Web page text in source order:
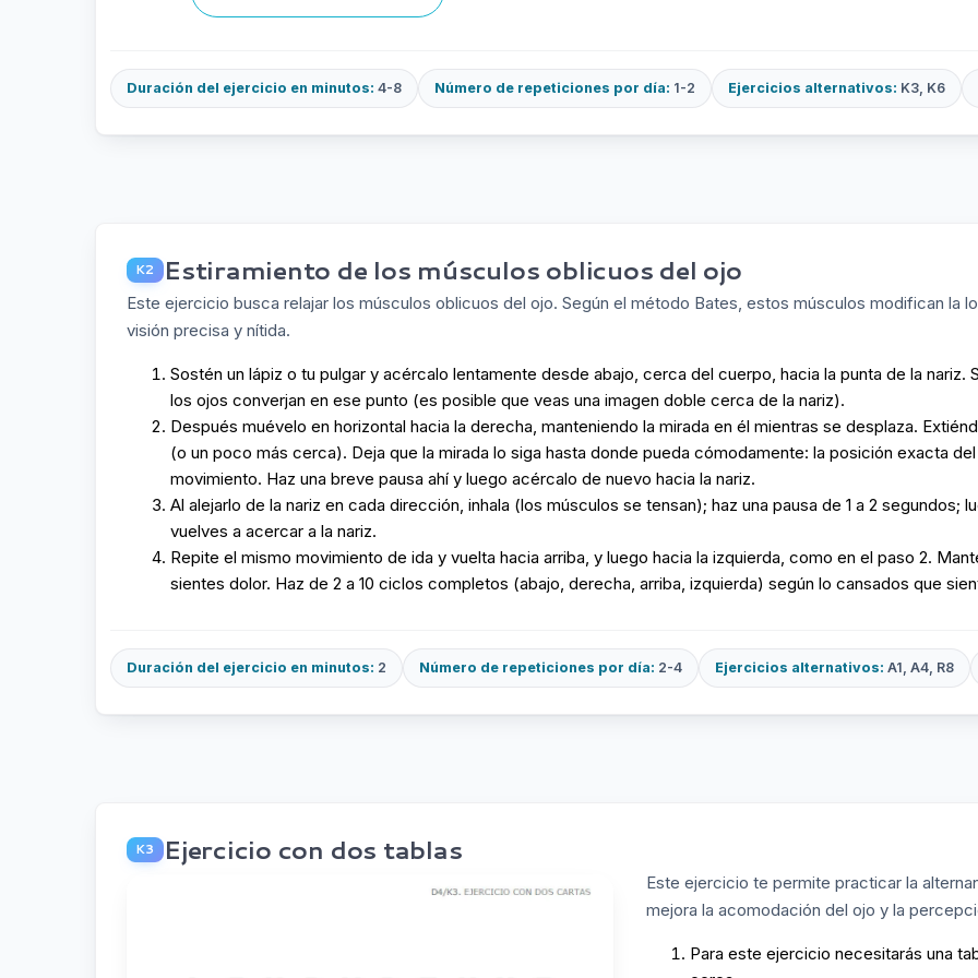
Duración del ejercicio en minutos: 4-8 Número de repeticiones por día: 1-2 Ejercicios alternativos: K3, K6
K2 Estiramiento de los músculos oblicuos del ojo
Este ejercicio busca relajar los músculos oblicuos del ojo. Según el método Bates, estos músculos modifican la
visión precisa y nítida.
Sostén un lápiz o tu pulgar y acércalo lentamente desde abajo, cerca del cuerpo, hacia la punta de la nariz.
los ojos converjan en ese punto (es posible que veas una imagen doble cerca de la nariz).
Después muévelo en horizontal hacia la derecha, manteniendo la mirada en él mientras se desplaza.
(o un poco más cerca). Deja que la mirada lo siga hasta donde pueda cómodamente: la posición exacta
movimiento. Haz una breve pausa ahí y luego acércalo de nuevo hacia la nariz.
Al alejarlo de la nariz en cada dirección, inhala (los músculos se tensan); haz una pausa de 1 a 2 segundos;
vuelves a acercar a la nariz.
Repite el mismo movimiento de ida y vuelta hacia arriba, y luego hacia la izquierda, como en el paso 2.
sientes dolor. Haz de 2 a 10 ciclos completos (abajo, derecha, arriba, izquierda) según lo cansados que
Duración del ejercicio en minutos: 2 Número de repeticiones por día: 2-4 Ejercicios alternativos: A1, A4, R8
K3 Ejercicio con dos tablas
Este ejercicio te permite practicar la
mejora la acomodación del ojo y la
Para este ejercicio necesitarás una